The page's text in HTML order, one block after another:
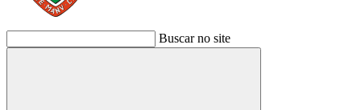
Buscar no site